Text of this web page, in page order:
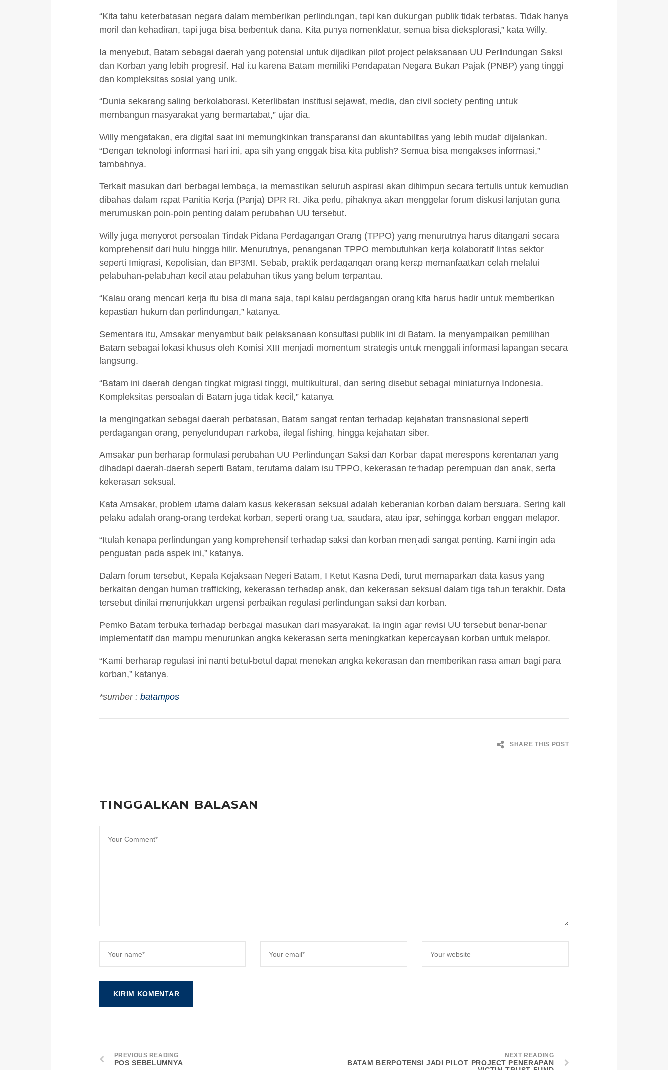
“Kita tahu keterbatasan negara dalam memberikan perlindungan, tapi kan dukungan publik tidak terbatas. Tidak hanya
moril dan kehadiran, tapi juga bisa berbentuk dana. Kita punya nomenklatur, semua bisa dieksplorasi,” kata Willy.
Ia menyebut, Batam sebagai daerah yang potensial untuk dijadikan pilot project pelaksanaan UU Perlindungan Saksi
dan Korban yang lebih progresif. Hal itu karena Batam memiliki Pendapatan Negara Bukan Pajak (PNBP) yang tinggi
dan kompleksitas sosial yang unik.
“Dunia sekarang saling berkolaborasi. Keterlibatan institusi sejawat, media, dan civil society penting untuk
membangun masyarakat yang bermartabat,” ujar dia.
Willy mengatakan, era digital saat ini memungkinkan transparansi dan akuntabilitas yang lebih mudah dijalankan.
“Dengan teknologi informasi hari ini, apa sih yang enggak bisa kita publish? Semua bisa mengakses informasi,”
tambahnya.
Terkait masukan dari berbagai lembaga, ia memastikan seluruh aspirasi akan dihimpun secara tertulis untuk kemudian
dibahas dalam rapat Panitia Kerja (Panja) DPR RI. Jika perlu, pihaknya akan menggelar forum diskusi lanjutan guna
merumuskan poin-poin penting dalam perubahan UU tersebut.
Willy juga menyorot persoalan Tindak Pidana Perdagangan Orang (TPPO) yang menurutnya harus ditangani secara
komprehensif dari hulu hingga hilir. Menurutnya, penanganan TPPO membutuhkan kerja kolaboratif lintas sektor
seperti Imigrasi, Kepolisian, dan BP3MI. Sebab, praktik perdagangan orang kerap memanfaatkan celah melalui
pelabuhan-pelabuhan kecil atau pelabuhan tikus yang belum terpantau.
“Kalau orang mencari kerja itu bisa di mana saja, tapi kalau perdagangan orang kita harus hadir untuk memberikan
kepastian hukum dan perlindungan,” katanya.
Sementara itu, Amsakar menyambut baik pelaksanaan konsultasi publik ini di Batam. Ia menyampaikan pemilihan
Batam sebagai lokasi khusus oleh Komisi XIII menjadi momentum strategis untuk menggali informasi lapangan secara
langsung.
“Batam ini daerah dengan tingkat migrasi tinggi, multikultural, dan sering disebut sebagai miniaturnya Indonesia.
Kompleksitas persoalan di Batam juga tidak kecil,” katanya.
Ia mengingatkan sebagai daerah perbatasan, Batam sangat rentan terhadap kejahatan transnasional seperti
perdagangan orang, penyelundupan narkoba, ilegal fishing, hingga kejahatan siber.
Amsakar pun berharap formulasi perubahan UU Perlindungan Saksi dan Korban dapat merespons kerentanan yang
dihadapi daerah-daerah seperti Batam, terutama dalam isu TPPO, kekerasan terhadap perempuan dan anak, serta
kekerasan seksual.
Kata Amsakar, problem utama dalam kasus kekerasan seksual adalah keberanian korban dalam bersuara. Sering kali
pelaku adalah orang-orang terdekat korban, seperti orang tua, saudara, atau ipar, sehingga korban enggan melapor.
“Itulah kenapa perlindungan yang komprehensif terhadap saksi dan korban menjadi sangat penting. Kami ingin ada
penguatan pada aspek ini,” katanya.
Dalam forum tersebut, Kepala Kejaksaan Negeri Batam, I Ketut Kasna Dedi, turut memaparkan data kasus yang
berkaitan dengan human trafficking, kekerasan terhadap anak, dan kekerasan seksual dalam tiga tahun terakhir. Data
tersebut dinilai menunjukkan urgensi perbaikan regulasi perlindungan saksi dan korban.
Pemko Batam terbuka terhadap berbagai masukan dari masyarakat. Ia ingin agar revisi UU tersebut benar-benar
implementatif dan mampu menurunkan angka kekerasan serta meningkatkan kepercayaan korban untuk melapor.
“Kami berharap regulasi ini nanti betul-betul dapat menekan angka kekerasan dan memberikan rasa aman bagi para
korban,” katanya.
*sumber :batampos
SHARE THIS POST
TINGGALKAN BALASAN
PREVIOUS READING
POS SEBELUMNYA
NEXT READING
BATAM BERPOTENSI JADI PILOT PROJECT PENERAPAN